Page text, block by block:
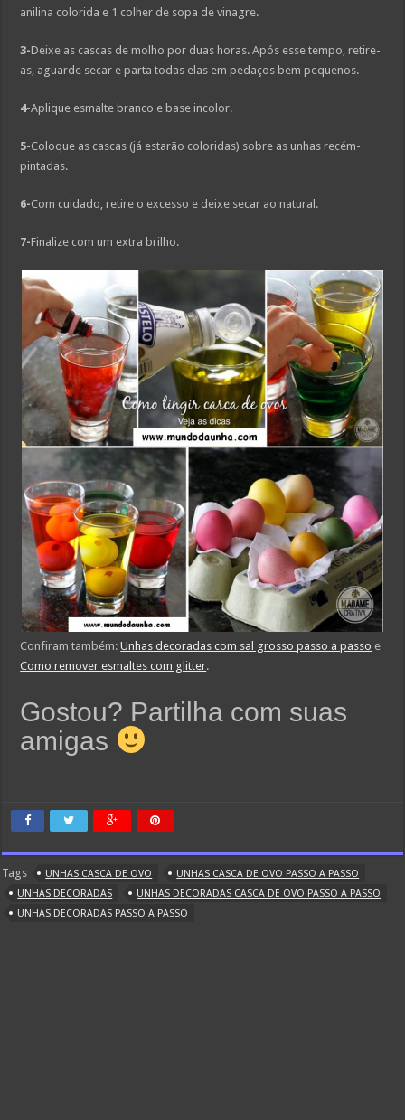
anilina colorida e 1 colher de sopa de vinagre.
3-Deixe as cascas de molho por duas horas. Após esse tempo, retire-
as, aguarde secar e parta todas elas em pedaços bem pequenos.
4-Aplique esmalte branco e base incolor.
5-Coloque as cascas (já estarão coloridas) sobre as unhas recém-
pintadas.
6-Com cuidado, retire o excesso e deixe secar ao natural.
7-Finalize com um extra brilho.
Confiram também:Unhas decoradas com sal grosso passo a passo e
Como remover esmaltes com glitter.
Gostou? Partilha com suas
amigas
Tags UNHAS CASCA DE OVO
UNHAS CASCA DE OVO PASSO A PASSO
UNHAS DECORADAS
UNHAS DECORADAS CASCA DE OVO PASSO A PASSO
UNHAS DECORADAS PASSO A PASSO